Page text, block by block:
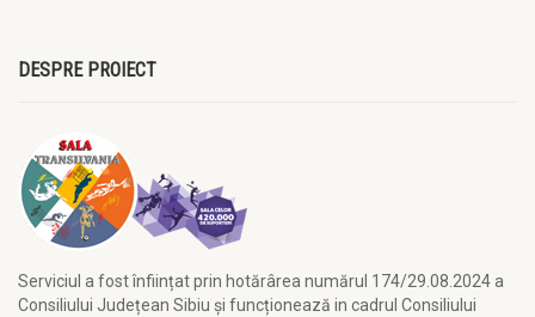
DESPRE PROIECT
Serviciul a fost înființat prin hotărârea numărul 174/29.08.2024 a
Consiliului Județean Sibiu și funcționează in cadrul Consiliului